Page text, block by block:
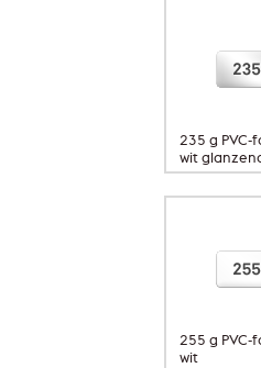
235 g PVC-
wit
255 g PVC-
wit